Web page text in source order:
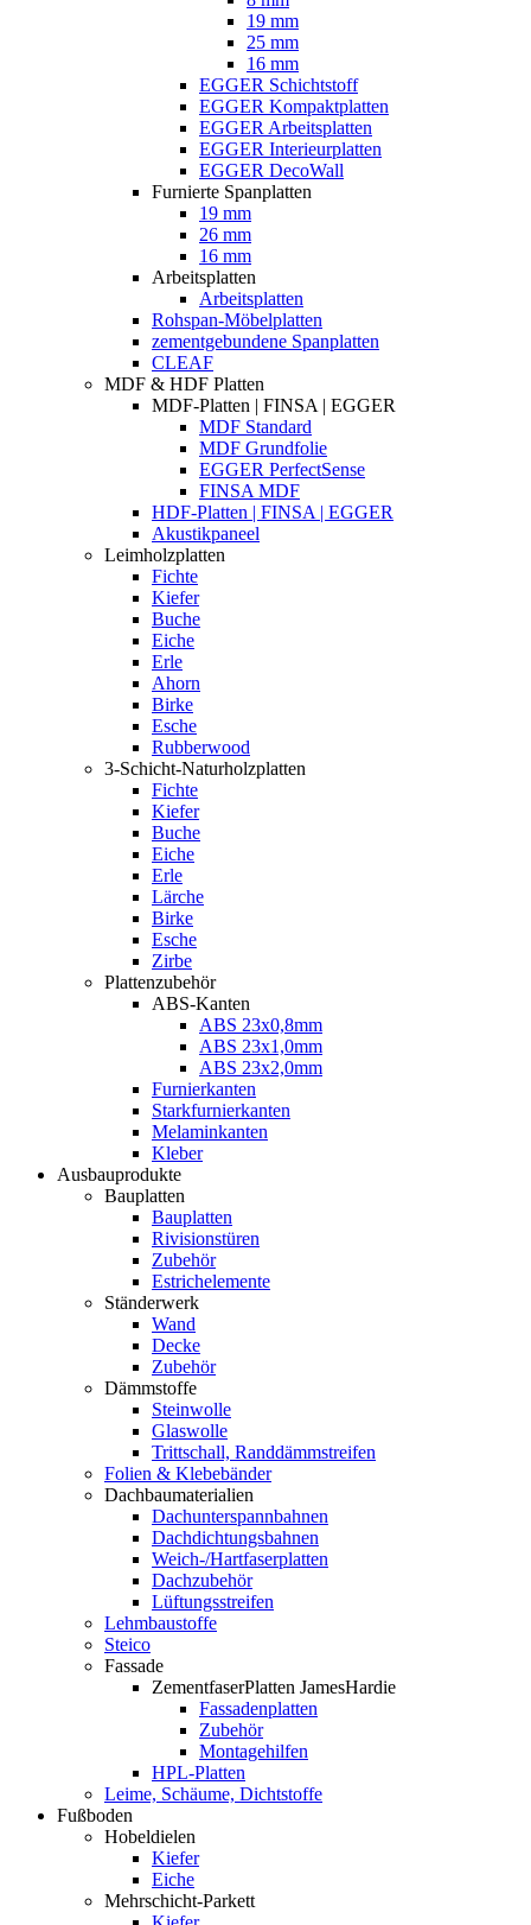
19 mm
25 mm
16 mm
EGGER Schichtstoff
EGGER Kompaktplatten
EGGER Arbeitsplatten
EGGER Interieurplatten
EGGER DecoWall
Furnierte Spanplatten
19 mm
26 mm
16 mm
Arbeitsplatten
Arbeitsplatten
Rohspan-Möbelplatten
zementgebundene Spanplatten
CLEAF
MDF & HDF Platten
MDF-Platten | FINSA | EGGER
MDF Standard
MDF Grundfolie
EGGER PerfectSense
FINSA MDF
HDF-Platten | FINSA | EGGER
Akustikpaneel
Leimholzplatten
Fichte
Kiefer
Buche
Eiche
Erle
Ahorn
Birke
Esche
Rubberwood
3-Schicht-Naturholzplatten
Fichte
Kiefer
Buche
Eiche
Erle
Lärche
Birke
Esche
Zirbe
Plattenzubehör
ABS-Kanten
ABS 23x0,8mm
ABS 23x1,0mm
ABS 23x2,0mm
Furnierkanten
Starkfurnierkanten
Melaminkanten
Kleber
Ausbauprodukte
Bauplatten
Bauplatten
Rivisionstüren
Zubehör
Estrichelemente
Ständerwerk
Wand
Decke
Zubehör
Dämmstoffe
Steinwolle
Glaswolle
Trittschall, Randdämmstreifen
Folien & Klebebänder
Dachbaumaterialien
Dachunterspannbahnen
Dachdichtungsbahnen
Weich-/Hartfaserplatten
Dachzubehör
Lüftungsstreifen
Lehmbaustoffe
Steico
Fassade
ZementfaserPlatten JamesHardie
Fassadenplatten
Zubehör
Montagehilfen
HPL-Platten
Leime, Schäume, Dichtstoffe
Fußboden
Hobeldielen
Kiefer
Eiche
Mehrschicht-Parkett